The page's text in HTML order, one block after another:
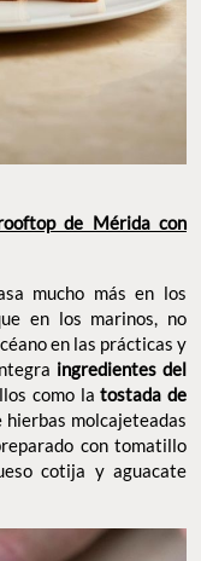
de Mérida con
mucho más en los
en los marinos, no
en las prácticas y
ingredientes del
como latostada de
hierbas molcajeteadas
con tomatillo
cotija y aguacate